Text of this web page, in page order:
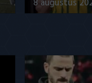
8 augustus